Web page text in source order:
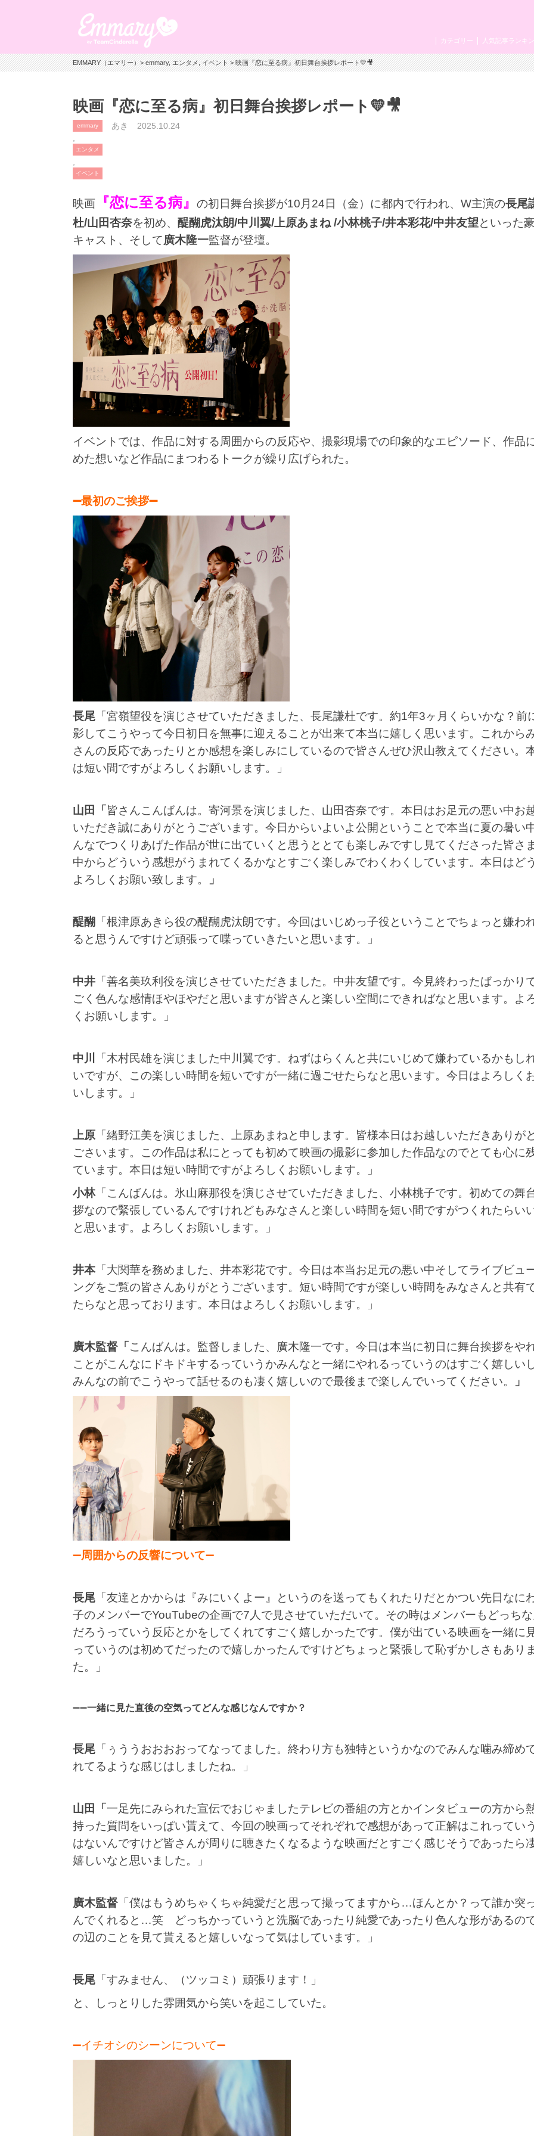
人気記事ランキ
カテゴリー
EMMARY（エマリー）>emmary,エンタメ,イベント> 映画『恋に至る病』初日舞台挨拶レポート💛🎥
映画『恋に至る病』初日舞台挨拶レポート💛🎥
emmary
エンタメ
イベント
あき 2025.10.24
映画 『恋に至る病』 の初日舞台挨拶が10月24日（金）に都内で行われ、W主演の長尾
杜/山田杏奈を初め、 醍醐虎汰朗/中川翼/上原あまね /小林桃子/井本彩花/中井友望といった
キャスト、そして廣木隆一監督が登壇。
イベントでは、作品に対する周囲からの反応や、撮影現場での印象的なエピソード、作品
めた想いなど作品にまつわるトークが繰り広げられた。
➖最初のご挨拶➖
長尾 「宮嶺望役を演じさせていただきました、長尾謙杜です。約1年3ヶ月くらいかな？前
影してこうやって今日初日を無事に迎えることが出来て本当に嬉しく思います。これから
さんの反応であったりとか感想を楽しみにしているので皆さんぜひ沢山教えてください。
は短い間ですがよろしくお願いします。」
山田「 皆さんこんばんは。寄河景を演じました、山田杏奈です。本日はお足元の悪い中お
いただき誠にありがとうございます。 今日からいよいよ公開ということで本当に夏の暑い
んなでつくりあげた作品が世に出ていくと思うととても楽しみですし見てくださった皆さ
中からどういう感想がうまれてくるかなとすごく楽しみでわくわくしています。本日はど
よろしくお願い致します。
」
醍醐 「根津原あきら役の醍醐虎汰朗です。今回はいじめっ子役ということでちょっと嫌わ
ると思うんですけど頑張って喋っていきたいと思います。」
中井 「善名美玖利役を演じさせていただきました。中井友望です。今見終わったばっかり
ごく色んな感情ほやほやだと思いますが皆さんと楽しい空間にできればなと思います。よ
くお願いします。」
中川
「木村民雄を演じました中川翼です。ねずはらくんと共にいじめて嫌わているかもし
いですが、この楽しい時間を短いですが一緒に過ごせたらなと思います。今日はよろしく
いします。」
上原 「緒野江美を演じました、上原あまねと申します。皆様本日はお越しいただきありが
ごさいます。この作品は私にとっても初めて映画の撮影に参加した作品なのでとても心に
ています。本日は短い時間ですがよろしくお願いします。」
小林「こんばんは。氷山麻那役を演じさせていただきました、小林桃子です。初めての舞
拶なので緊張しているんですけれどもみなさんと楽しい時間を短い間ですがつくれたらい
と思います。よろしくお願いします。」
井本 「大関華を務めました、井本彩花です。今日は本当お足元の悪い中そしてライブビュ
ングをご覧の皆さんありがとうございます。短い時間ですが楽しい時間をみなさんと共有
たらなと思っております。本日はよろしくお願いします。」
廣木監督「 こんばんは。監督しました、廣木隆一です。今日は本当に初日に舞台挨拶をや
ことがこんなにドキドキするっていうかみんなと一緒にやれるっていうのはすごく嬉しいし
みんなの前でこうやって話せるのも凄く嬉しいので最後まで楽しんでいってください。
」
➖周囲からの反響について➖
長尾 「友達とかからは『みにいくよー』というのを送ってもくれたりだとかつい先日なに
子のメンバーでYouTubeの企画で7人で見させていただいて。その時はメンバーもどっち
だろうっていう反応とかをしてくれてすごく嬉しかったです。僕が出ている映画を一緒に
っていうのは初めてだったので嬉しかったんですけどちょっと緊張して恥ずかしさもあり
た。」
➖➖一緒に見た直後の空気ってどんな感じなんですか？
長尾 「ぅううおおおおってなってました。終わり方も独特というかなのでみんな噛み締め
れてるような感じはしましたね。」
山田「 一足先にみられた宣伝でおじゃましたテレビの番組の方とかインタビューの方から
持った質問をいっぱい貰えて、今回の映画ってそれぞれで感想があって正解はこれってい
はないんですけど皆さんが周りに聴きたくなるような映画だとすごく感じそうであったら
嬉しいなと思いました。」
廣木監督 「僕はもうめちゃくちゃ純愛だと思って撮ってますから…ほんとか？って誰か突
んでくれると…笑 どっちかっていうと洗脳であったり純愛であったり色んな形があるの
の辺のことを見て貰えると嬉しいなって気はしています。」
長尾 「すみません、（ツッコミ）頑張ります！」
と、しっとりした雰囲気から笑いを起こしていた。
➖イチオシのシーンについて➖